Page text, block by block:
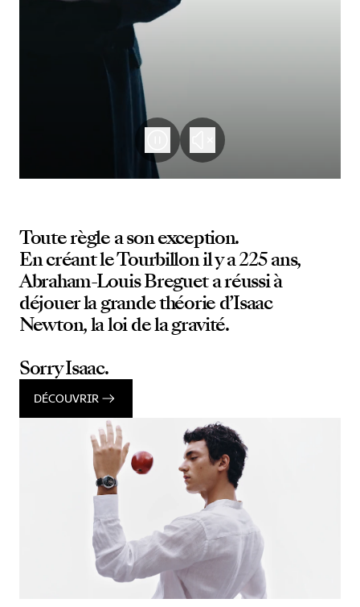
Toute règle a son exception.
En créant le Tourbillon il y a 225 ans,
Abraham-Louis Breguet a réussi à
déjouer la grande théorie d’Isaac
Newton, la loi de la gravité.
Sorry Isaac.
DÉCOUVRIR